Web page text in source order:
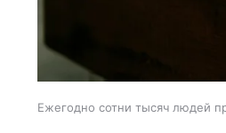
Ежегодно сотни тысяч людей